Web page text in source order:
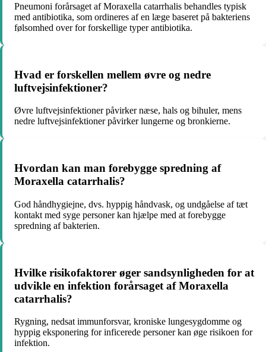
Pneumoni forårsaget af Moraxella catarrhalis behandles typisk
med antibiotika, som ordineres af en læge baseret på bakteriens
følsomhed over for forskellige typer antibiotika.
Hvad er forskellen mellem øvre og nedre
luftvejsinfektioner?
Øvre luftvejsinfektioner påvirker næse, hals og bihuler, mens
nedre luftvejsinfektioner påvirker lungerne og bronkierne.
Hvordan kan man forebygge spredning af
Moraxella catarrhalis?
God håndhygiejne, dvs. hyppig håndvask, og undgåelse af tæt
kontakt med syge personer kan hjælpe med at forebygge
spredning af bakterien.
Hvilke risikofaktorer øger sandsynligheden for at
udvikle en infektion forårsaget af Moraxella
catarrhalis?
Rygning, nedsat immunforsvar, kroniske lungesygdomme og
hyppig eksponering for inficerede personer kan øge risikoen for
infektion.